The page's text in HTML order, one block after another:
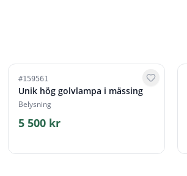
#159561
Unik hög golvlampa i mässing
Belysning
5 500 kr